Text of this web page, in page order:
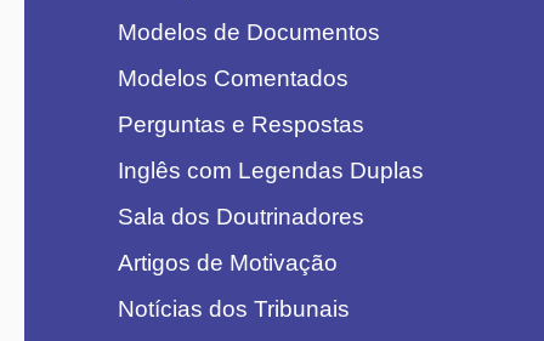
Modelos de Documentos
Modelos Comentados
Perguntas e Respostas
Inglês com Legendas Duplas
Sala dos Doutrinadores
Artigos de Motivação
Notícias dos Tribunais